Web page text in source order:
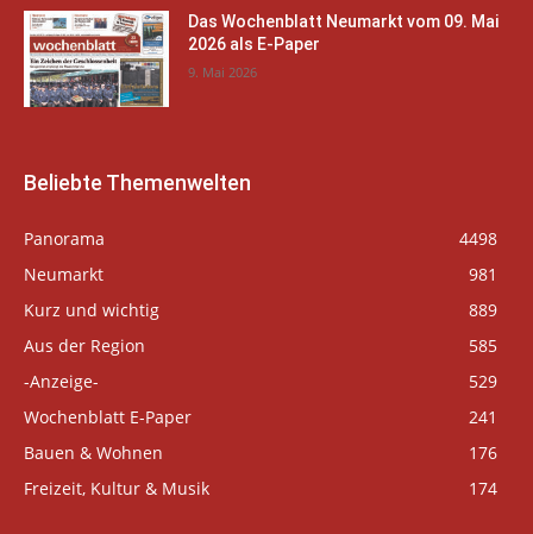
Das Wochenblatt Neumarkt vom 09. Mai
2026 als E-Paper
9. Mai 2026
Beliebte Themenwelten
Panorama
4498
Neumarkt
981
Kurz und wichtig
889
Aus der Region
585
-Anzeige-
529
Wochenblatt E-Paper
241
Bauen & Wohnen
176
Freizeit, Kultur & Musik
174